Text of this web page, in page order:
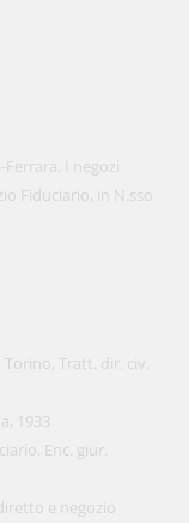
I negozi
Fiduciario, in N.sso
Tratt. dir. civ.
1933
Enc. giur.
e negozio